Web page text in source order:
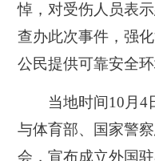
悼，对受伤人员表
查办此次事件，强
公民提供可靠安全环
当地时间10月4
与体育部、国家警
会，宣布成立外国